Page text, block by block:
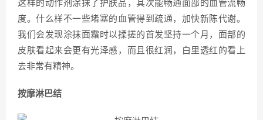
这样的动作剂涂抹了护肤品，其次能畅通面部的血管流畅
度。什么样不一些堵塞的血管得到疏通，加快新陈代谢。
我们会发现涂抹面霜时以揉搓的首发坚持一个月，面部的
皮肤看起来会更有光泽感，而且很红润，白里透红的看上
去非常有精神。
​按摩淋巴结